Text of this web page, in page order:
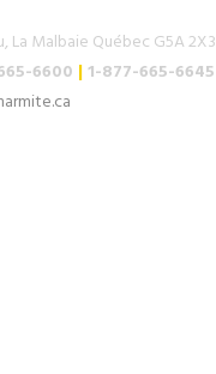
La Malbaie Québec G5A 2X3
6600 |1-877-665-6645